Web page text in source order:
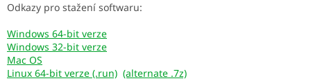
Odkazy pro stažení softwaru:
Windows 64-bit verze
Windows 32-bit verze
Mac OS
Linux 64-bit verze (.run) (alternate .7z)